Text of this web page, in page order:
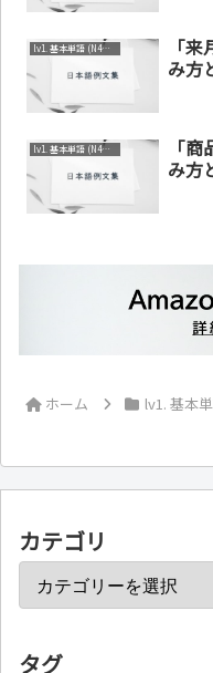
lv1. 基本単語 (N4～N5)
「
み方
lv1. 基本単語 (N4～N5)
「
み方
ホーム lv1. 基本
カテゴリ
タグ